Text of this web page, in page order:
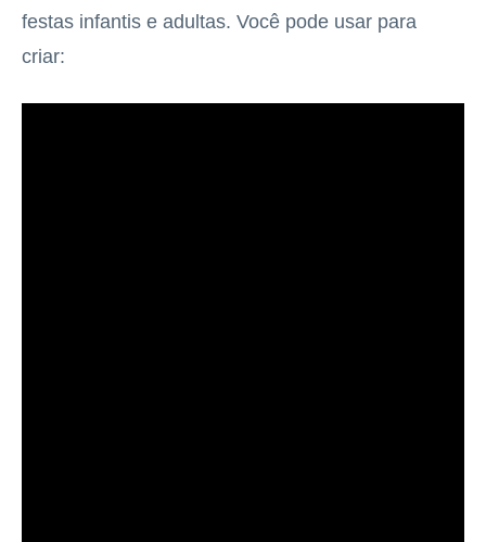
festas infantis e adultas. Você pode usar para
criar: